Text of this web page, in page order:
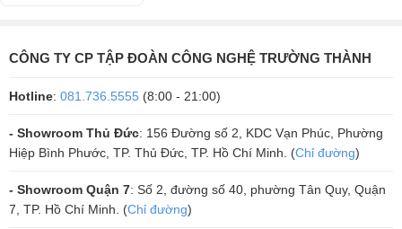
tần.
- Phối ghép dễ dàng.
XEM CHI TIẾT
2. Amply Marantz NR1200
Amply Marantz NR1200 toát lên vẻ bề ngoài với sự đơn giản, cổ điển
CÔNG TY CP TẬP ĐOÀN CÔNG NGHỆ TRƯỜNG THÀNH
Hotline: 081.736.5555 (8:00 - 21:00)
- Showroom Thủ Đức: 156 Đường số 2, KDC Vạn Phúc, Phường
Hiệp Bình Phước, TP. Thủ Đức, TP. Hồ Chí Minh. (Chỉ đường)
- Showroom Quận 7: Số 2, đường số 40, phường Tân Quy, Quận
7, TP. Hồ Chí Minh. (Chỉ đường)